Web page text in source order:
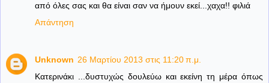
από όλες σας και θα είναι σαν να ήμουν εκεί...χαχα!! φιλιά
Απάντηση
Unknown 26 Μαρτίου 2013 στις 11:20 π.μ.
Kατερινάκι ...δυστυχώς δουλεύω και εκείνη τη μέρα όπως